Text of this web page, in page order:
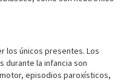
los únicos presentes. Los
durante la infancia son
episodios paroxísticos,